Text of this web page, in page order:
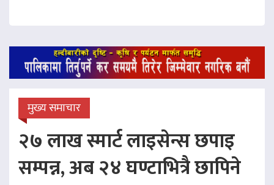
मुख्य समाचार
२७ लाख स्मार्ट लाइसेन्स छपाइ
सम्पन्न, अब २४ घण्टाभित्रै छापिने